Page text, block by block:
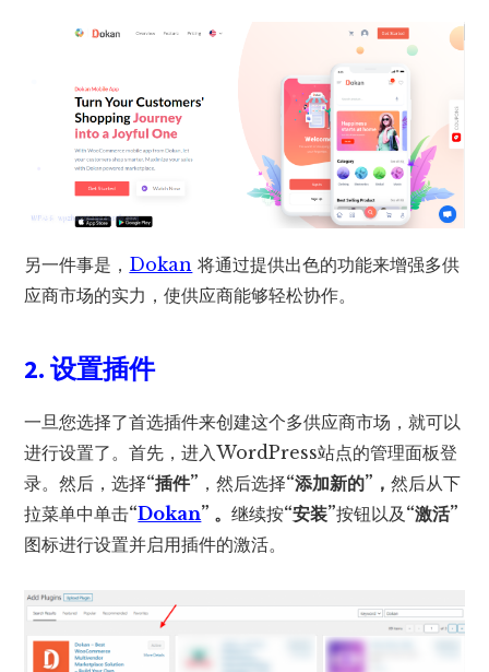
另一件事是， Dokan 将通过提供出色的功能来增强多供
应商市场的实力，使供应商能够轻松协作。
2. 设置插件
一旦您选择了首选插件来创建这个多供应商市场，就可以
进行设置了。首先，进入WordPress站点的管理面板登
录。然后，选择“插件” ，然后选择“添加新的”，然后从下
拉菜单中单击“Dokan” 。继续按“安装”按钮以及 “激活”
图标进行设置并启用插件的激活。